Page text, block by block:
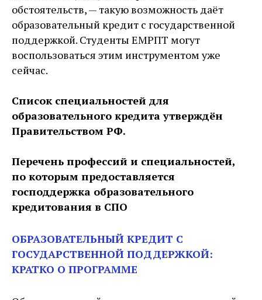
обстоятельств, — такую возможность даёт
образовательный кредит с государственной
поддержкой. Студенты ЕМРПТ могут
воспользоваться этим инструментом уже
сейчас.
Список специальностей для
образовательного кредита утверждён
Правительством РФ.
Перечень профессий и специальностей,
по которым предоставляется
господдержка образовательного
кредитования в СПО
ОБРАЗОВАТЕЛЬНЫЙ КРЕДИТ С
ГОСУДАРСТВЕННОЙ ПОДДЕРЖКОЙ:
КРАТКО О ПРОГРАММЕ